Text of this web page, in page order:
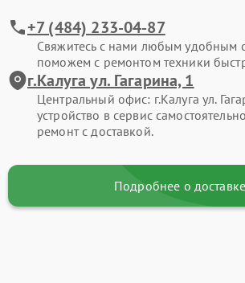
+7 (484) 233-04-87
Свяжитесь с нами любым удобным
поможем с ремонтом техники
г.Калуга ул. Гагарина, 1
Центральный офис: г.Калуга ул.
устройство в сервис
ремонт с доставкой.
Подробнее о доставке